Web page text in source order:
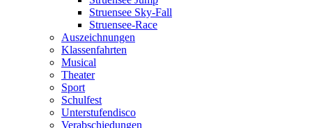
Struensee Sky-Fall
Struensee-Race
Auszeichnungen
Klassenfahrten
Musical
Theater
Sport
Schulfest
Unterstufendisco
Verabschiedungen